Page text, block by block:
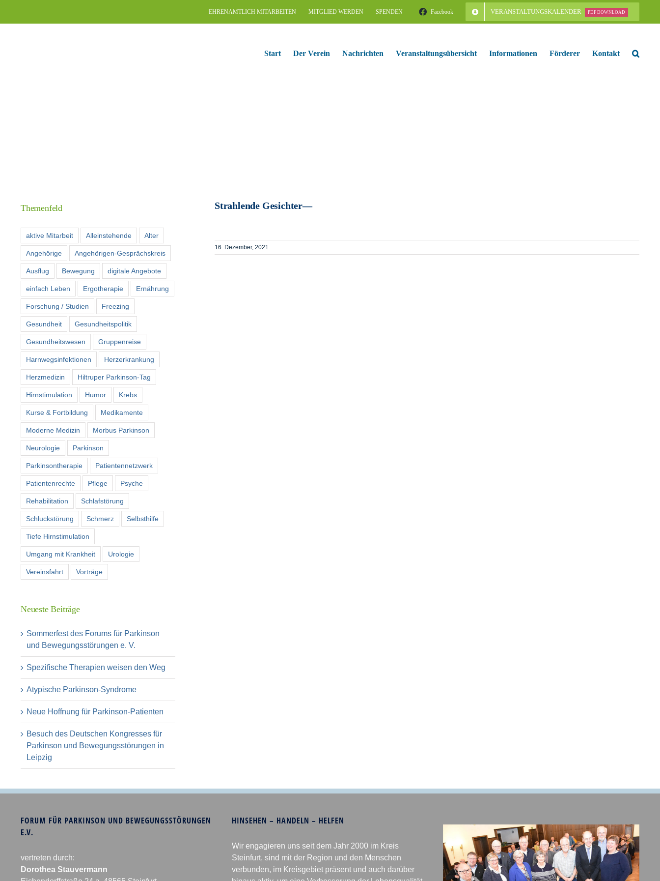
EHRENAMTLICH MITARBEITEN MITGLIED WERDEN SPENDEN Facebook VERANSTALTUNGSKALENDER PDF DOWNLOAD
Start Der Verein Nachrichten Veranstaltungsübersicht Informationen Förderer Kontakt
Strahlende Gesichter—
16. Dezember, 2021
Themenfeld
aktive Mitarbeit Alleinstehende Alter
Angehörige Angehörigen-Gesprächskreis
Ausflug Bewegung digitale Angebote
einfach Leben Ergotherapie Ernährung
Forschung / Studien Freezing
Gesundheit Gesundheitspolitik
Gesundheitswesen Gruppenreise
Harnwegsinfektionen Herzerkrankung
Herzmedizin Hiltruper Parkinson-Tag
Hirnstimulation Humor Krebs
Kurse & Fortbildung Medikamente
Moderne Medizin Morbus Parkinson
Neurologie Parkinson
Parkinsontherapie Patientennetzwerk
Patientenrechte Pflege Psyche
Rehabilitation Schlafstörung
Schluckstörung Schmerz Selbsthilfe
Tiefe Hirnstimulation
Umgang mit Krankheit Urologie
Vereinsfahrt Vorträge
Neueste Beiträge
Sommerfest des Forums für Parkinson
und Bewegungsstörungen e. V.
Spezifische Therapien weisen den Weg
Atypische Parkinson-Syndrome
Neue Hoffnung für Parkinson-Patienten
Besuch des Deutschen Kongresses für
Parkinson und Bewegungsstörungen in
Leipzig
FORUM FÜR PARKINSON UND BEWEGUNGSSTÖRUNGEN
E.V.
vertreten durch:
Dorothea Stauvermann
HINSEHEN – HANDELN – HELFEN
Wir engagieren uns seit dem Jahr 2000 im Kreis
Steinfurt, sind mit der Region und den Menschen
verbunden, im Kreisgebiet präsent und auch darüber